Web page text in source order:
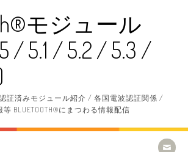
モジュール
/ 5.1 / 5.2 / 5.3 /
認証済みモジュール紹介 / 各国電波認証関係 /
等 BLUETOOTH®にまつわる情報配信